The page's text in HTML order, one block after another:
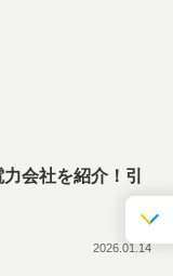
会社を紹介！引
2026.01.14